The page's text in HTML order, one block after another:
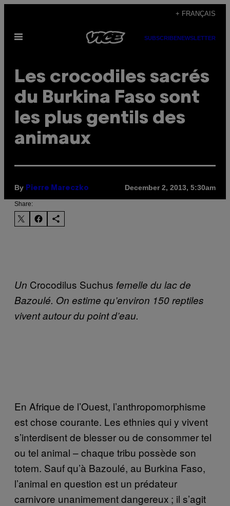
content
+ FRANÇAIS
Open
SUBSCRIBENEWSLETTER
Les crocodiles sacrés
du Burkina Faso sont
les plus gentils des
animaux
By Pierre Mareczko December 2, 2013, 5:30am
Share:
Un Crocodilus Suchus femelle du lac de
Bazoulé. On estime qu’environ 150 reptiles
vivent autour du point d’eau.
En Afrique de l’Ouest, l’anthropomorphisme
est chose courante. Les ethnies qui y vivent
s’interdisent de blesser ou de consommer tel
ou tel animal – chaque tribu possède son
totem. Sauf qu’à Bazoulé, au Burkina Faso,
l’animal en question est un prédateur
carnivore unanimement dangereux ; il s’agit